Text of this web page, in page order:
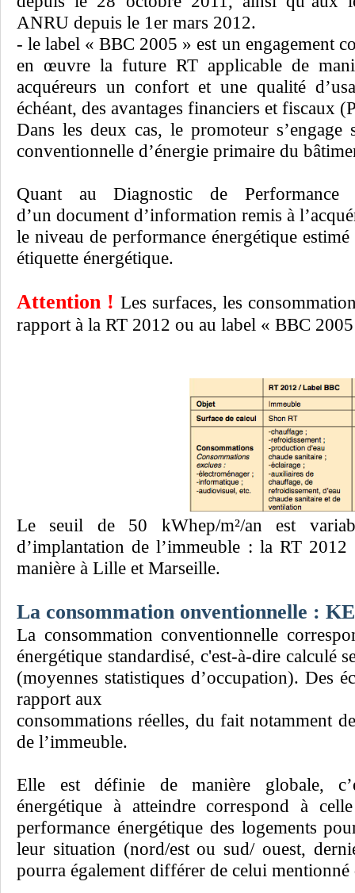
ANRU depuis le 1er mars 2012.
- le label « BBC 2005 » est un engagement
en œuvre la future RT applicable de
acquéreurs un confort et une qualité
échéant, des avantages financiers et fiscaux
Dans les deux cas, le promoteur
conventionnelle d’énergie primaire du
Quant au Diagnostic de
d’un document d’information remis à
le niveau de performance énergétique
étiquette énergétique.
Attention ! Les surfaces, les
rapport à la RT 2012 ou au label « BBC
Le seuil de 50 kWhep/m²/an est
d’implantation de l’immeuble : la RT 2012
manière à Lille et Marseille.
La consommation onventionnelle :
La consommation conventionnelle
énergétique standardisé, c'est-à-dire calculé
(moyennes statistiques d’occupation). Des
rapport aux
consommations réelles, du fait notamment
de l’immeuble.
Elle est définie de manière globale,
énergétique à atteindre correspond à
performance énergétique des logements
leur situation (nord/est ou sud/ ouest,
pourra également différer de celui